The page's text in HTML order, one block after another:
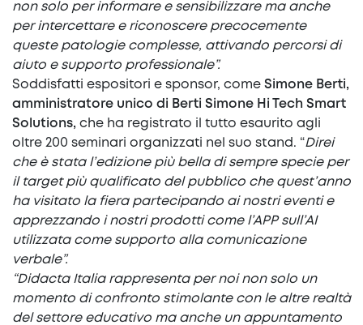
non solo per informare e sensibilizzare ma anche
per intercettare e riconoscere precocemente
queste patologie complesse, attivando percorsi di
aiuto e supporto professionale”.
Soddisfatti espositori e sponsor, come Simone Berti,
amministratore unico di Berti Simone Hi Tech Smart
Solutions, che ha registrato il tutto esaurito agli
oltre 200 seminari organizzati nel suo stand. “Direi
che è stata l’edizione più bella di sempre specie per
il target più qualificato del pubblico che quest’anno
ha visitato la fiera partecipando ai nostri eventi e
apprezzando i nostri prodotti come l’APP sull’AI
utilizzata come supporto alla comunicazione
verbale”.
“Didacta Italia rappresenta per noi non solo un
momento di confronto stimolante con le altre realtà
del settore educativo ma anche un appuntamento